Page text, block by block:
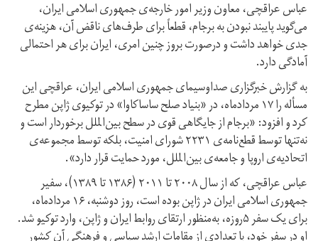
عباس عراقچی، معاون وزیر امور خارجه‌ی جمهوری اسلامی ایران،
می‌گوید پایبند نبودن به برجام، قطعاً برای طرف‌های ناقض آن، هزینه‌ی
جدی خواهد داشت و درصورت بروز چنین امری، ایران برای هر احتمالی
آمادگی دارد.
به گزارش خبرگزاری صداوسیمای جمهوری اسلامی ایران، عراقچی این
مسأله را ۱۷ مردادماه، در «بنیاد صلح ساساکاوا» در توکیوی ژاپن مطرح
کرد و افزود: «برجام از جایگاهی قوی در سطح بین‌الملل برخوردار است و
نه‌تنها توسط قطع‌نامه‌ی ۲۲۳۱ شورای امنیت، بلکه توسط مجموعه‌ی
اتحادیه‌ی اروپا و جامعه‌ی بین‌الملل، مورد حمایت قرار دارد».
عباس عراقچی، که از سال ۲۰۰۸ تا ۲۰۱۱ (۱۳۸۶ تا ۱۳۸۹)، سفیر
جمهوری اسلامی ایران در ژاپن بوده است، روز دوشنبه، ۱۶ مردادماه،
برای یک سفر ۵روزه، به‌منظور ارتقای روابط ایران و ژاپن، وارد توکیو شد.